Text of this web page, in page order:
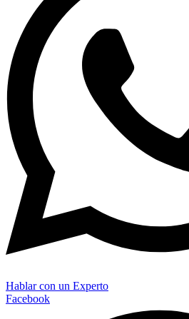
Hablar con un Experto
Facebook